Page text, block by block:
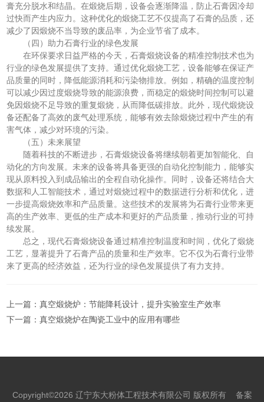
膏充分脱水和结晶。在煅烧后期，设备会逐渐降温，防止石膏因冷却
过快而产生内应力。这种优化的煅烧工艺不仅提高了石膏的品质，还
减少了因煅烧不当导致的废品率，为企业节省了成本。
（四）助力石膏行业的绿色发展
在环保要求日益严格的今天，石膏煅烧设备的精准控制技术也为
行业的绿色发展提供了支持。通过优化煅烧工艺，设备能够在保证产
品质量的同时，降低能源消耗和污染物排放。例如，精确的温度控制
可以减少因过度煅烧导致的能源浪费，而稳定的煅烧时间控制可以避
免因煅烧不足导致的重复煅烧，从而降低碳排放。此外，现代煅烧设
备还配备了高效的废气处理系统，能够有效去除煅烧过程中产生的有
害气体，减少对环境的污染。
（五）未来展望
随着科技的不断进步，石膏煅烧设备将继续朝着更加智能化、自
动化的方向发展。未来的设备将具备更强的自动化控制能力，能够实
现从原料投入到成品输出的全程自动化操作。同时，设备还将结合大
数据和人工智能技术，通过对煅烧过程中的数据进行分析和优化，进
一步提高煅烧效率和产品质量。这些技术的发展将为石膏行业带来更
高的生产效率、更低的生产成本和更好的产品质量，推动行业的可持
续发展。
总之，现代石膏煅烧设备通过精准控制温度和时间，优化了煅烧
工艺，显著提升了石膏产品的质量和生产效率。它不仅为石膏行业带
来了更高的经济效益，还为行业的绿色发展提供了有力支持。
上一篇：真空煅烧炉：节能降耗设计，提升实验室生产效率
下一篇：真空煅烧炉在陶瓷工业中的应用有哪些
Copyright©2026 辽宁东大粉体工程技术有限公司 版权所有 备案